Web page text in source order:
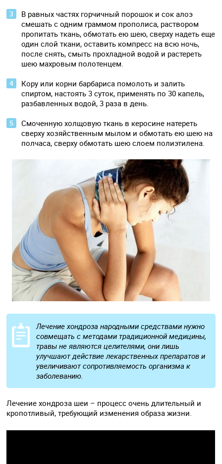
В равных частях горчичный порошок и сок алоэ
смешать с одним граммом прополиса, раствором
пропитать ткань, обмотать ею шею, сверху надеть еще
один слой ткани, оставить компресс на всю ночь,
после снять, смыть прохладной водой и растереть
шею махровым полотенцем.
Кору или корни барбариса помолоть и залить
спиртом, настоять 3 суток, применять по 30 капель,
разбавленных водой, 3 раза в день.
Смоченную холщовую ткань в керосине натереть
сверху хозяйственным мылом и обмотать ею шею на
полчаса, сверху обмотать шею слоем полиэтилена.
Лечение хондроза народными средствами нужно
совмещать с методами традиционной медицины,
травы не являются целителями, они лишь
улучшают действие лекарственных препаратов и
увеличивают сопротивляемость организма к
заболеванию.
Лечение хондроза шеи – процесс очень длительный и
кропотливый, требующий изменения образа жизни.